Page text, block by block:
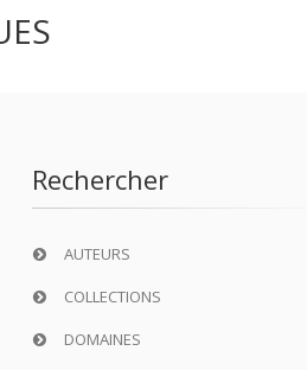
Rechercher
AUTEURS
COLLECTIONS
DOMAINES